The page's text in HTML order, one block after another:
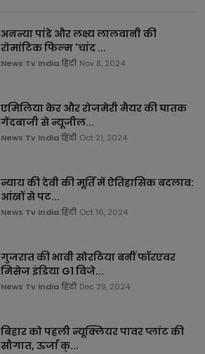
अनन्या पांडे और लक्ष्य लालवानी की
रोमांटिक फिल्म 'चांद ...
News Tv India हिंदी Nov 8, 2024
एमिलिया केर और रोजमेरी मैयर की घातक
गेंदबाजी से न्यूजील...
News Tv India हिंदी Oct 21, 2024
न्याय की देवी की मूर्ति में ऐतिहासिक बदलाव:
आंखों से पट...
News Tv India हिंदी Oct 16, 2024
गुजरात की भावी सोरठिया बनीं फॉरएवर
मिसेज इंडिया G1 विजे...
News Tv India हिंदी Dec 29, 2024
बिहार को पहली न्यूक्लियर पावर प्लांट की
सौगात, ऊर्जा क्...